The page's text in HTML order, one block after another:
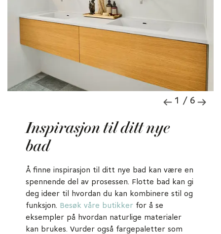
1 / 6
Inspirasjon til ditt nye
bad
Å finne inspirasjon til ditt nye bad kan være en
spennende del av prosessen. Flotte bad kan gi
deg ideer til hvordan du kan kombinere stil og
funksjon. Besøk våre butikker for å se
eksempler på hvordan naturlige materialer
kan brukes. Vurder også fargepaletter som